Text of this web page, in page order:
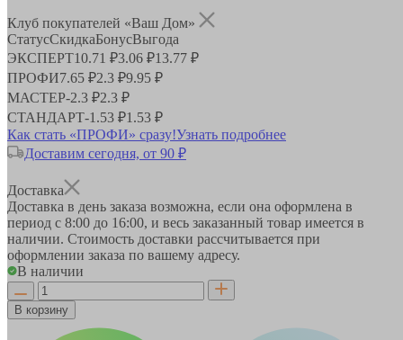
Клуб покупателей «Ваш Дом»
СтатусСкидкаБонусВыгода
ЭКСПЕРТ10.71 ₽3.06 ₽13.77 ₽
ПРОФИ7.65 ₽2.3 ₽9.95 ₽
МАСТЕР-2.3 ₽2.3 ₽
СТАНДАРТ-1.53 ₽1.53 ₽
Как стать «ПРОФИ» сразу!Узнать подробнее
Доставим сегодня, от 90 ₽
Доставка
Доставка в день заказа возможна, если она оформлена в
период с 8:00 до 16:00, и весь заказанный товар имеется в
наличии. Стоимость доставки рассчитывается при
оформлении заказа по вашему адресу.
В наличии
В корзину